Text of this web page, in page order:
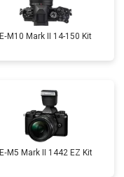
E‑M10 Mark II 14-150 Kit
E‑M5 Mark II 1442 EZ Kit